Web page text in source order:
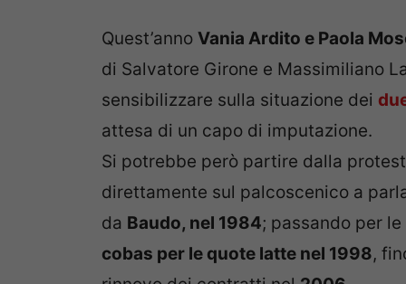
Quest’anno Vania Ardito e Paola
di Salvatore Girone e Massimiliano
sensibilizzare sulla situazione dei
attesa di un capo di imputazione.
Si potrebbe però partire dalla
direttamente sul palcoscenico a
da Baudo, nel 1984; passando per
cobas per le quote latte nel 1998,